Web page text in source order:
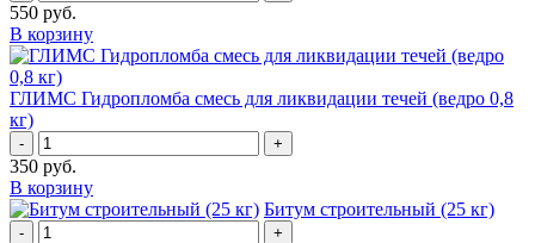
550 руб.
В корзину
ГЛИМС Гидропломба смесь для ликвидации течей (ведро 0,8
кг)
- +
350 руб.
В корзину
Битум строительный (25 кг)
- +